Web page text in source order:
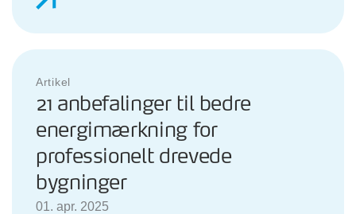
Artikel
21 anbefalinger til bedre
energimærkning for
professionelt drevede
bygninger
01. apr. 2025